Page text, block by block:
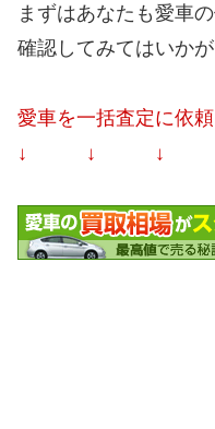
まずはあなたも愛車の
確認してみてはいか
愛車を一括査定に依
↓ ↓ ↓